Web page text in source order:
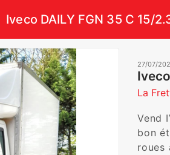
Iveco DAILY FGN 35 C 15/
27/07/
La
Vend
bon
roues